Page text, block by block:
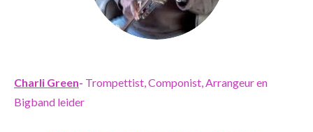
Charli Green- Trompettist, Componist, Arrangeur en
Bigband leider